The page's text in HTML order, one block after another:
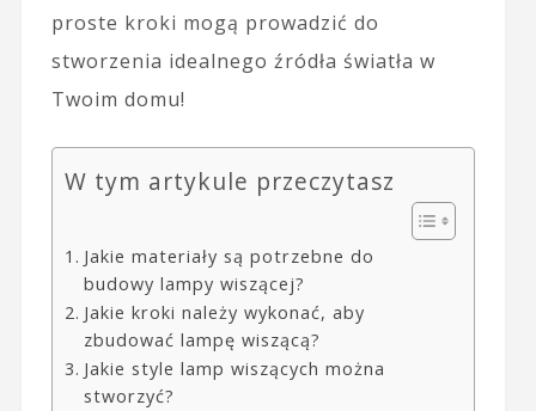
proste kroki mogą prowadzić do
stworzenia idealnego źródła światła w
Twoim domu!
W tym artykule przeczytasz
Jakie materiały są potrzebne do
budowy lampy wiszącej?
Jakie kroki należy wykonać, aby
zbudować lampę wiszącą?
Jakie style lamp wiszących można
stworzyć?